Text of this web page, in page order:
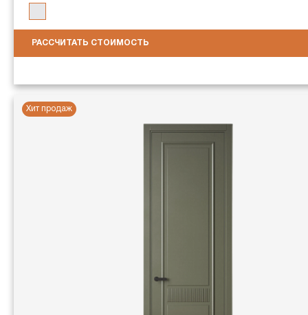
РАССЧИТАТЬ СТОИМОСТЬ
Хит продаж